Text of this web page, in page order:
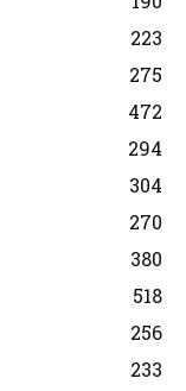
223
275
472
294
304
270
380
518
256
233